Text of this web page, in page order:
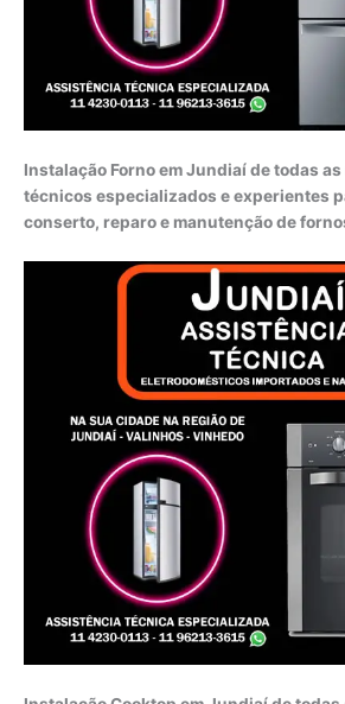
Instalação Forno em Jundiaí de todas
técnicos especializados e experientes
conserto, reparo e manutenção de